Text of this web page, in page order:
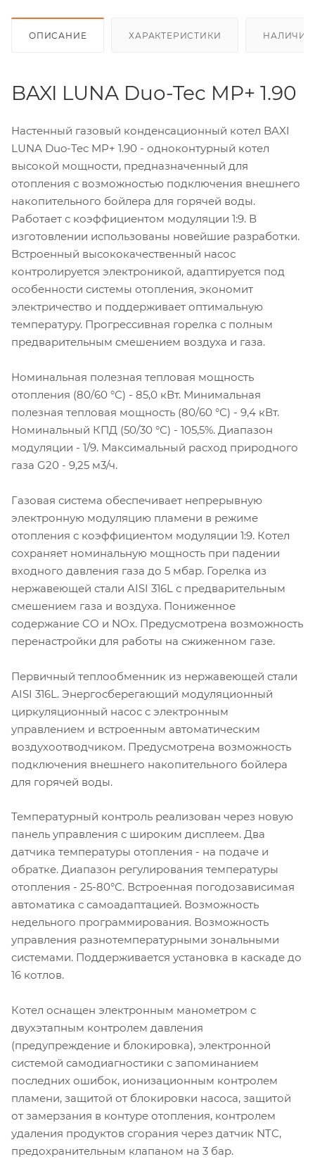
ОПИСАНИЕ ХАРАКТЕРИСТИКИ НАЛИЧИЕ
BAXI LUNA Duo-Tec MP+ 1.90
Настенный газовый конденсационный котел BAXI
LUNA Duo-Tec MP+ 1.90 - одноконтурный котел
высокой мощности, предназначенный для
отопления с возможностью подключения внешнего
накопительного бойлера для горячей воды.
Работает с коэффициентом модуляции 1:9. В
изготовлении использованы новейшие разработки.
Встроенный высококачественный насос
контролируется электроникой, адаптируется под
особенности системы отопления, экономит
электричество и поддерживает оптимальную
температуру. Прогрессивная горелка с полным
предварительным смешением воздуха и газа.
Номинальная полезная тепловая мощность
отопления (80/60 °С) - 85,0 кВт. Минимальная
полезная тепловая мощность (80/60 °С) - 9,4 кВт.
Номинальный КПД (50/30 °С) - 105,5%. Диапазон
модуляции - 1/9. Максимальный расход природного
газа G20 - 9,25 м3/ч.
Газовая система обеспечивает непрерывную
электронную модуляцию пламени в режиме
отопления с коэффициентом модуляции 1:9. Котел
сохраняет номинальную мощность при падении
входного давления газа до 5 мбар. Горелка из
нержавеющей стали AISI 316L с предварительным
смешением газа и воздуха. Пониженное
содержание CO и NOx. Предусмотрена возможность
перенастройки для работы на сжиженном газе.
Первичный теплообменник из нержавеющей стали
AISI 316L. Энергосберегающий модуляционный
циркуляционный насос с электронным
управлением и встроенным автоматическим
воздухоотводчиком. Предусмотрена возможность
подключения внешнего накопительного бойлера
для горячей воды.
Температурный контроль реализован через новую
панель управления с широким дисплеем. Два
датчика температуры отопления - на подаче и
обратке. Диапазон регулирования температуры
отопления - 25-80°С. Встроенная погодозависимая
автоматика с самоадаптацией. Возможность
недельного программирования. Возможность
управления разнотемпературными зональными
системами. Поддерживается установка в каскаде до
16 котлов.
Котел оснащен электронным манометром с
двухэтапным контролем давления
(предупреждение и блокировка), электронной
системой самодиагностики с запоминанием
последних ошибок, ионизационным контролем
пламени, защитой от блокировки насоса, защитой
от замерзания в контуре отопления, контролем
удаления продуктов сгорания через датчик NTC,
предохранительным клапаном на 3 бар.